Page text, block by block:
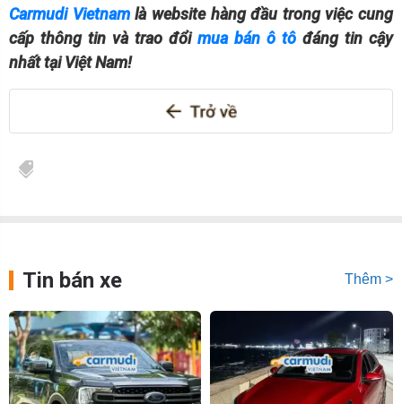
Carmudi Vietnamlà website hàng đầu trong việc cung
cấp thông tin và trao đổi mua bán ô tô đáng tin cậy
nhất tại Việt Nam!
Tin bán xe Thêm >